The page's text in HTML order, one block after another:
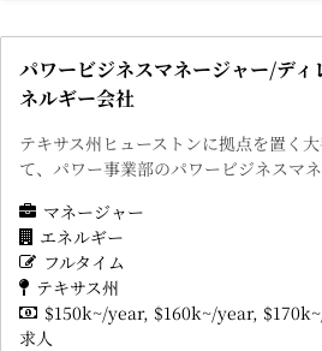
パワービジネスマネージャー/デ
ネルギー会社
テキサス州ヒューストンに拠点を置く
て、パワー事業部のパワービジネスマ
マネージャー
エネルギー
フルタイム
テキサス州
$150k~/year $160k~/year
求人